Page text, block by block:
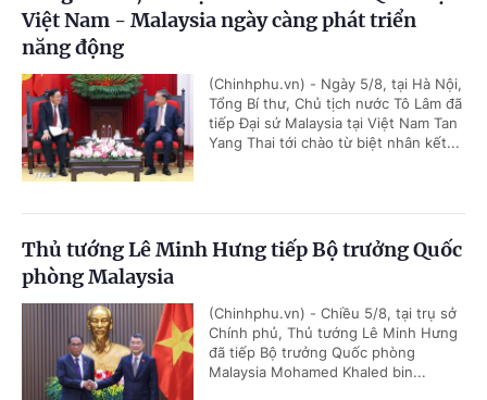
Việt Nam - Malaysia ngày càng phát triển
năng động
(Chinhphu.vn) - Ngày 5/8, tại Hà Nội,
Tổng Bí thư, Chủ tịch nước Tô Lâm đã
tiếp Đại sứ Malaysia tại Việt Nam Tan
Yang Thai tới chào từ biệt nhân kết...
Thủ tướng Lê Minh Hưng tiếp Bộ trưởng Quốc
phòng Malaysia
(Chinhphu.vn) - Chiều 5/8, tại trụ sở
Chính phủ, Thủ tướng Lê Minh Hưng
đã tiếp Bộ trưởng Quốc phòng
Malaysia Mohamed Khaled bin...